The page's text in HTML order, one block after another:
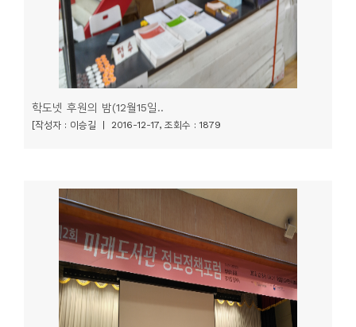
학도넷 후원의 밤(12월15일..
[작성자 : 이승길 | 2016-12-17, 조회수 : 1879